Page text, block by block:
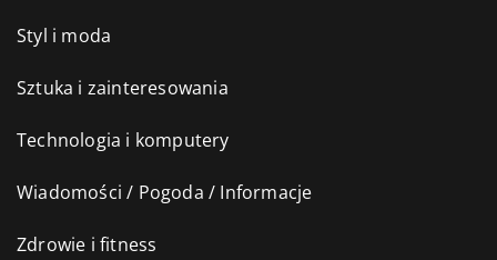
Styl i moda
Sztuka i zainteresowania
Technologia i komputery
Wiadomości / Pogoda / Informacje
Zdrowie i fitness